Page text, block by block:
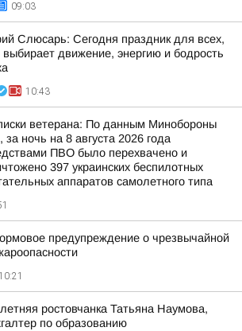
09:03
Слюсарь: Сегодня праздник для всех,
выбирает движение, энергию и бодрость
10:43
ветерана: По данным Минобороны
за ночь на 8 августа 2026 года
ПВО было перехвачено и
397 украинских беспилотных
аппаратов самолетного типа
предупреждение о чрезвычайной
10:21
ростовчанка Татьяна Наумова,
по образованию